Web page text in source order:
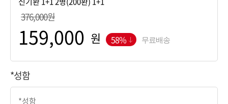
376,000원
원 58% 무료배송
*성함